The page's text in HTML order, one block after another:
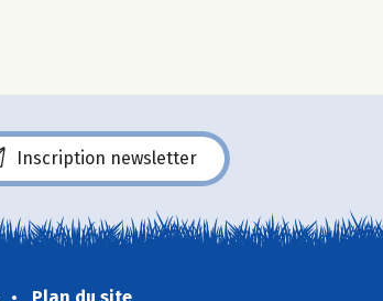
Inscription newsletter